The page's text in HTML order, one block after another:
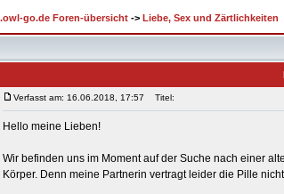
go.de Foren-übersicht -> Liebe, Sex und Zärtlichkeiten
Verfasst am: 16.06.2018, 17:57 Titel:
Hello meine Lieben!
Wir befinden uns im Moment auf der Suche nach einer
Körper. Denn meine Partnerin vertragt leider die Pille